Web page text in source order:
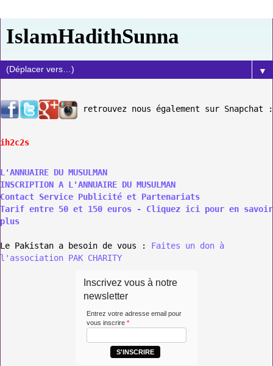
IslamHadithSunna
▼
retrouvez nous également sur Snapchat :
ih2c2s
L'ANNUAIRE DU MUSULMAN
INSCRIPTION A L'ANNUAIRE DU MUSULMAN
Contact Service Publicité et Partenariats
Tarif entre 50 et 150 euros - Cliquez ici pour en savoir
plus
Le Pakistan a besoin de vous : Faites un don à
l'association PAK CHARITY
Inscrivez vous à notre
newsletter
Entrez votre adresse email pour
vous inscrire *
S'INSCRIRE